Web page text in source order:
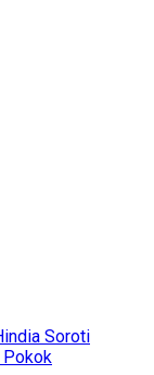
Soroti
Pokok